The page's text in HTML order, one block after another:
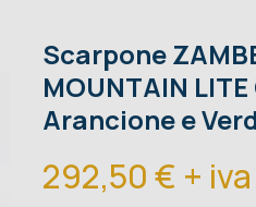
Scarpone
MOUNTAIN LITE
Arancione e
292,50 € + iva